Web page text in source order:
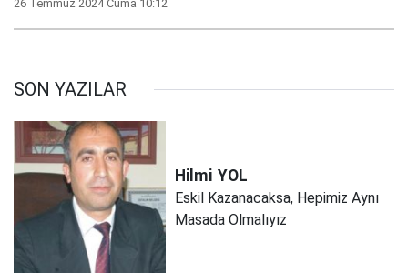
26 Temmuz 2024 Cuma 10:12
SON YAZILAR
Hilmi YOL
Eskil Kazanacaksa, Hepimiz Aynı
Masada Olmalıyız